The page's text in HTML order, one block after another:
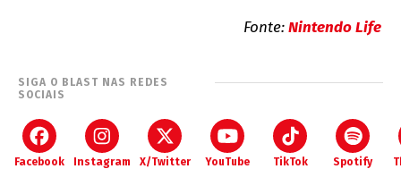
Fonte:Nintendo Life
SIGA O BLAST NAS REDES
SOCIAIS
Facebook Instagram X/Twitter YouTube TikTok Spotify